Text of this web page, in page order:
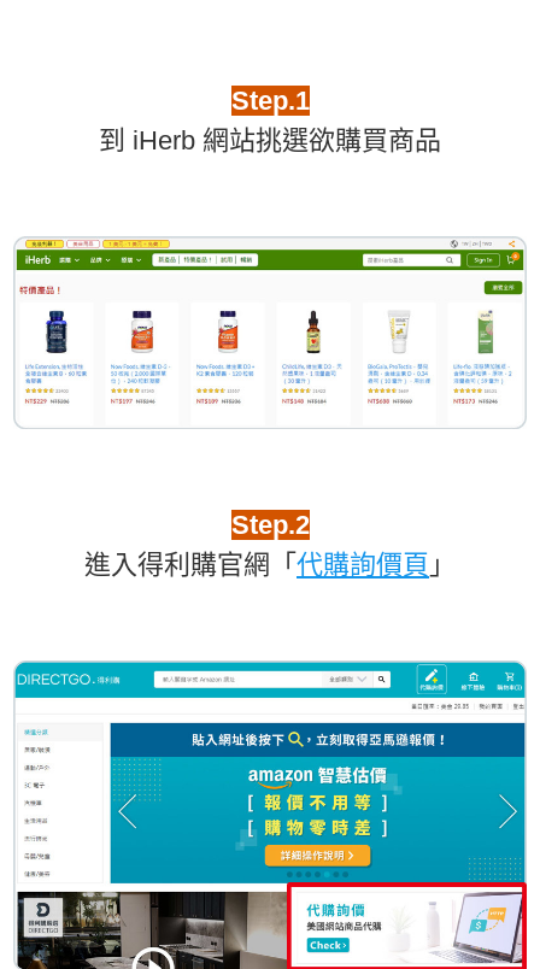
Step.1
到 iHerb 網站挑選欲購買商品
Step.2
進入得利購官網「 代購詢價頁 」